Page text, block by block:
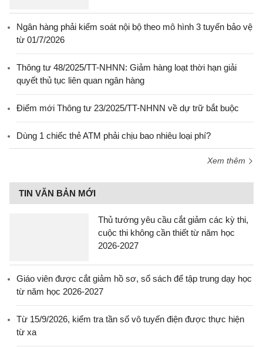
Ngân hàng phải kiểm soát nội bộ theo mô hình 3 tuyến bảo vệ
từ 01/7/2026
Thông tư 48/2025/TT-NHNN: Giảm hàng loạt thời hạn giải
quyết thủ tục liên quan ngân hàng
Điểm mới Thông tư 23/2025/TT-NHNN về dự trữ bắt buộc
Dùng 1 chiếc thẻ ATM phải chịu bao nhiêu loại phí?
Xem thêm
TIN VĂN BẢN MỚI
Thủ tướng yêu cầu cắt giảm các kỳ thi,
cuộc thi không cần thiết từ năm học
2026-2027
Giáo viên được cắt giảm hồ sơ, sổ sách để tập trung dạy học
từ năm học 2026-2027
Từ 15/9/2026, kiểm tra tần số vô tuyến điện được thực hiện
từ xa